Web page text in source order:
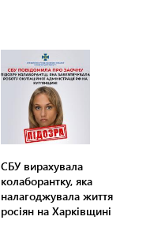
СБУ вирахувала
колаборантку, яка
налагоджувала життя
росіян на Харківщині